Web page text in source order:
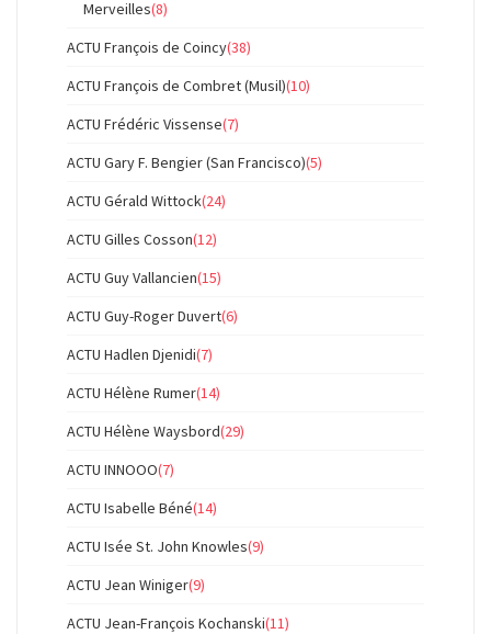
Merveilles(8)
ACTU François de Coincy(38)
ACTU François de Combret (Musil)(10)
ACTU Frédéric Vissense(7)
ACTU Gary F. Bengier (San Francisco)(5)
ACTU Gérald Wittock(24)
ACTU Gilles Cosson(12)
ACTU Guy Vallancien(15)
ACTU Guy-Roger Duvert(6)
ACTU Hadlen Djenidi(7)
ACTU Hélène Rumer(14)
ACTU Hélène Waysbord(29)
ACTU INNOOO(7)
ACTU Isabelle Béné(14)
ACTU Isée St. John Knowles(9)
ACTU Jean Winiger(9)
ACTU Jean-François Kochanski(11)